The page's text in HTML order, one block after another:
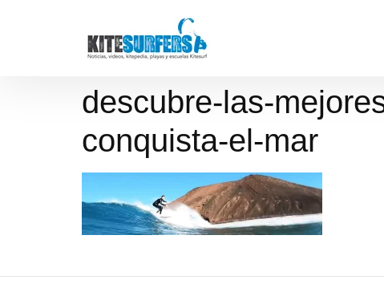
descubre-las-
conquista-el-mar